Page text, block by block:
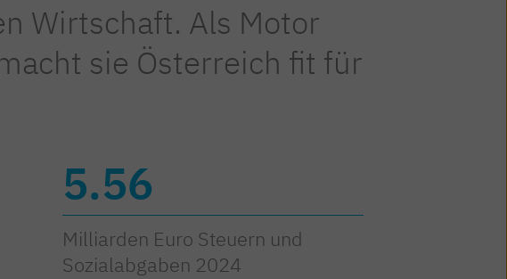
Wirtschaft. Als Motor
sie Österreich fit für
Milliarden Euro Steuern und
Sozialabgaben 2024
5.56